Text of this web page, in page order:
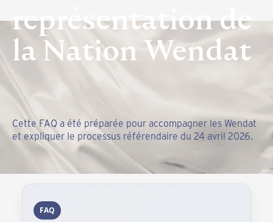
représentation de
la Nation Wendat
Cette FAQ a été préparée pour accompagner les Wendat
et expliquer le processus référendaire du 24 avril 2026.
FAQ